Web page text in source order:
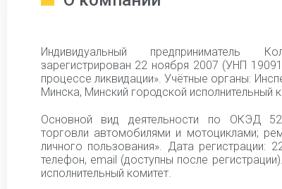
Индивидуальный предприниматель
зарегистрирован 22 ноября 2007 (УНП
процессе ликвидации». Учётные органы:
Минска, Минский городской исполнительный
Основной вид деятельности по ОКЭД
торговли автомобилями и мотоциклами;
личного пользования». Дата регистрации:
телефон, email (доступны после
исполнительный комитет.